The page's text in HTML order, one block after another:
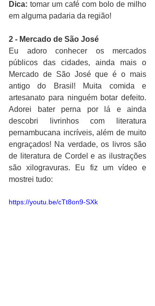
Dica: tomar um café com bolo de milho
em alguma padaria da região!
2 - Mercado de São José
Eu adoro conhecer os mercados
públicos das cidades, ainda mais o
Mercado de São José que é o mais
antigo do Brasil! Muita comida e
artesanato para ninguém botar defeito.
Adorei bater perna por lá e ainda
descobri livrinhos com literatura
pernambucana incríveis, além de muito
engraçados! Na verdade, os livros são
de literatura de Cordel e as ilustrações
são xilogravuras. Eu fiz um vídeo e
mostrei tudo:
https://youtu.be/cTt8on9-SXk